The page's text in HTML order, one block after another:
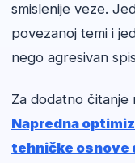
smislenije veze.
povezanoj temi i
nego agresivan
Za dodatno čitanje
Napredna
tehničke osnove